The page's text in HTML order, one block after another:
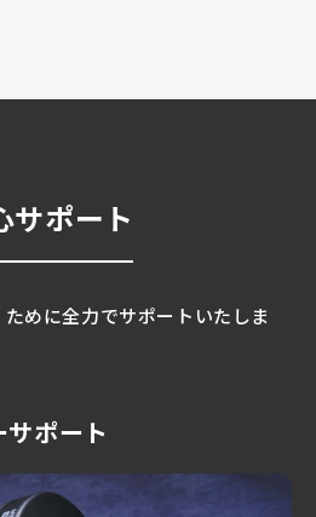
サポート
めに全力でサポートいたしま
ポート